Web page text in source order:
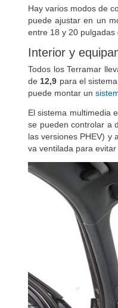
Hay varios modos de
puede ajustar en un
Interior y
Todos los Terramar
de12,9para el
El sistema multimedia
se pueden controlar a
las versiones PHEV) y